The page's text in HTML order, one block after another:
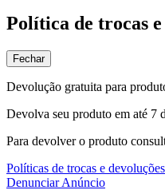
Política de trocas e
Fechar
Devolução gratuita para
Devolva seu produto em até 7
Para devolver o produto
Políticas de trocas e devoluções
Denunciar Anúncio